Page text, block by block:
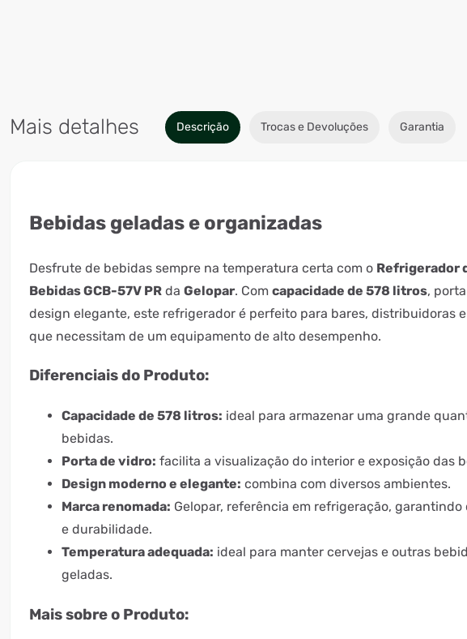
Mais detalhes Descrição Trocas e Devoluções Garantia
Bebidas geladas e organizadas
Desfrute de bebidas sempre na temperatura certa com o Refrigerador
Bebidas GCB-57V PR da Gelopar. Com capacidade de 578 litros,
design elegante, este refrigerador é perfeito para bares, distribuidoras
que necessitam de um equipamento de alto desempenho.
Diferenciais do Produto:
Capacidade de 578 litros: ideal para armazenar uma grande
bebidas.
Porta de vidro: facilita a visualização do interior e exposição das
Design moderno e elegante: combina com diversos ambientes.
Marca renomada: Gelopar, referência em refrigeração, garantindo
e durabilidade.
Temperatura adequada: ideal para manter cervejas e outras
geladas.
Mais sobre o Produto: